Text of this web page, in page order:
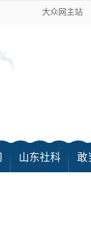
大众网主站
山东社科 敢